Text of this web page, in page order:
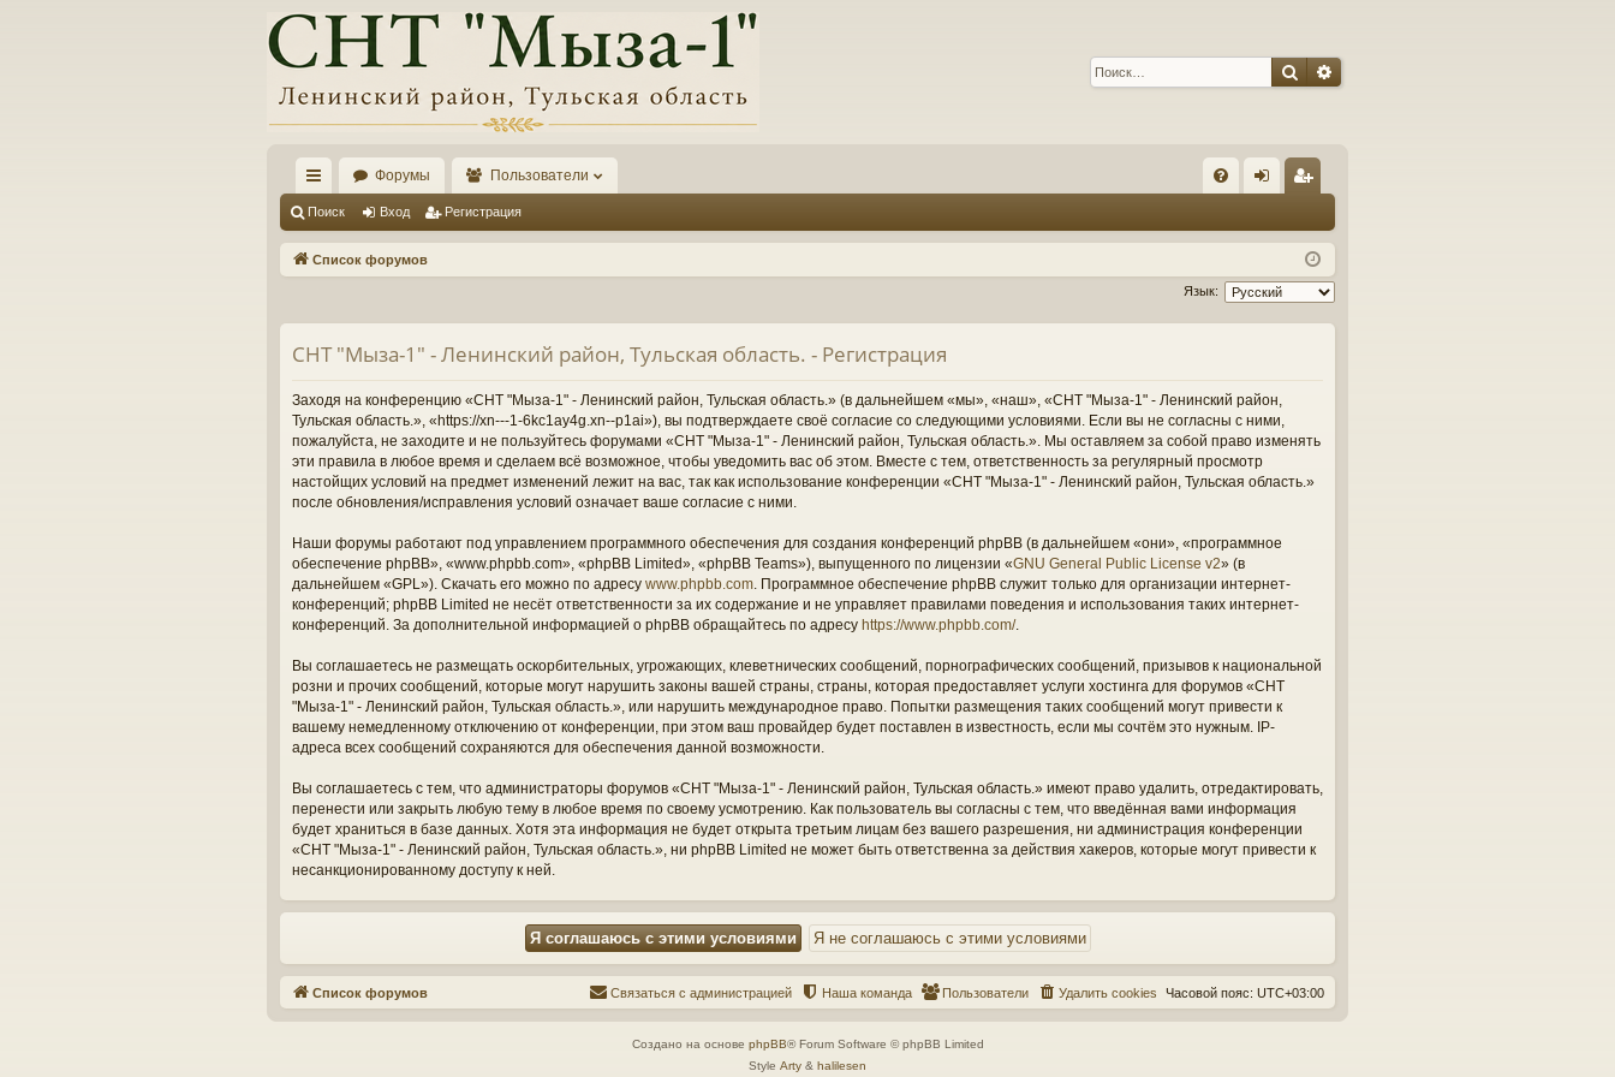
ПоискРасширенный поиск
с
ы
и
Форумы Пользователи
Q д ис
тр
ац
Поиск Вход Регистрация
Список форумов
Язык:
СНТ "Мыза-1" - Ленинский район, Тульская область. - Регистрация
Заходя на конференцию «СНТ "Мыза-1" - Ленинский район, Тульская область.» (в дальнейшем «мы», «наш», «СНТ "Мыза-1" - Ленинский район,
Тульская область.», «https://xn---1-6kc1ay4g.xn--p1ai»), вы подтверждаете своё согласие со следующими условиями. Если вы не согласны с ними,
пожалуйста, не заходите и не пользуйтесь форумами «СНТ "Мыза-1" - Ленинский район, Тульская область.». Мы оставляем за собой право изменять
эти правила в любое время и сделаем всё возможное, чтобы уведомить вас об этом. Вместе с тем, ответственность за регулярный просмотр
настойщих условий на предмет изменений лежит на вас, так как использование конференции «СНТ "Мыза-1" - Ленинский район, Тульская область.»
после обновления/исправления условий означает ваше согласие с ними.
Наши форумы работают под управлением программного обеспечения для создания конференций phpBB (в дальнейшем «они», «программное
обеспечение phpBB», «www.phpbb.com», «phpBB Limited», «phpBB Teams»), выпущенного по лицензии «GNU General Public License v2» (в
дальнейшем «GPL»). Скачать его можно по адресу www.phpbb.com. Программное обеспечение phpBB служит только для организации интернет-
конференций; phpBB Limited не несёт ответственности за их содержание и не управляет правилами поведения и использования таких интернет-
конференций. За дополнительной информацией о phpBB обращайтесь по адресу https://www.phpbb.com/.
Вы соглашаетесь не размещать оскорбительных, угрожающих, клеветнических сообщений, порнографических сообщений, призывов к национальной
розни и прочих сообщений, которые могут нарушить законы вашей страны, страны, которая предоставляет услуги хостинга для форумов «СНТ
"Мыза-1" - Ленинский район, Тульская область.», или нарушить международное право. Попытки размещения таких сообщений могут привести к
вашему немедленному отключению от конференции, при этом ваш провайдер будет поставлен в известность, если мы сочтём это нужным. IP-
адреса всех сообщений сохраняются для обеспечения данной возможности.
Вы соглашаетесь с тем, что администраторы форумов «СНТ "Мыза-1" - Ленинский район, Тульская область.» имеют право удалить, отредактировать,
перенести или закрыть любую тему в любое время по своему усмотрению. Как пользователь вы согласны с тем, что введённая вами информация
будет храниться в базе данных. Хотя эта информация не будет открыта третьим лицам без вашего разрешения, ни администрация конференции
«СНТ "Мыза-1" - Ленинский район, Тульская область.», ни phpBB Limited не может быть ответственна за действия хакеров, которые могут привести к
несанкционированному доступу к ней.
Список форумов Часовой пояс: UTC+03:00
Удалить cookies
Пользователи
Наша команда
Связаться с администрацией
Создано на основе phpBB® Forum Software © phpBB Limited
Style Arty & halilesen